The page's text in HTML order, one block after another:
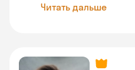
Читать дальше